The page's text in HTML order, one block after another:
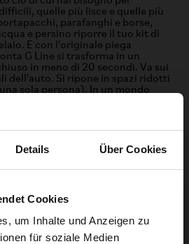
Details Über Cookies
Cookies
um Inhalte und Anzeigen zu
für soziale Medien
quelle più lisce e quelle più
parafanghi e borse,
e persino riporre il tuo kit di
E con l'originale piega
G Line si trasforma in un
in meno di 20 secondi. Va sui
dell'auto. Si ripone in spazi ridotti
sola persona). In un mondo
Da 13,9 kg Acciaio
the United States?